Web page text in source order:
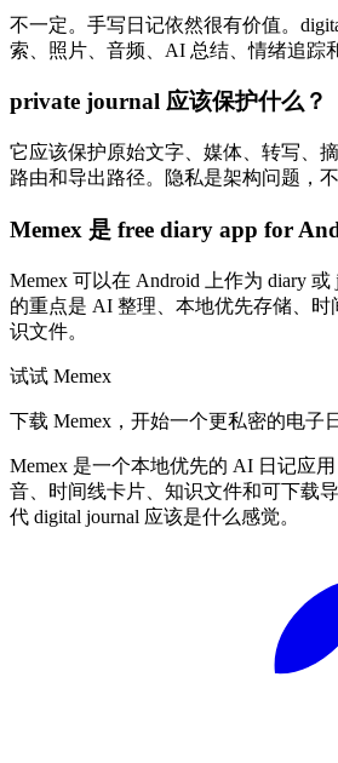
不一定。手写日记依然很有价值。
索、照片、音频、AI 总结、情绪追踪
private journal 应该保护什么？
它应该保护原始文字、媒体、转写、
路由和导出路径。隐私是架构问题，
Memex 是 free diary app for
Memex 可以在 Android 上作为 diary 或
的重点是 AI 整理、本地优先存储、时
识文件。
试试 Memex
下载 Memex，开始一个更私密的电子
Memex 是一个本地优先的 AI 日记应
音、时间线卡片、知识文件和可下载
代 digital journal 应该是什么感觉。